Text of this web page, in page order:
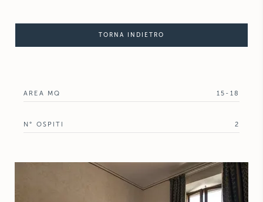
TORNA INDIETRO
AREA MQ 15-18
N° OSPITI 2